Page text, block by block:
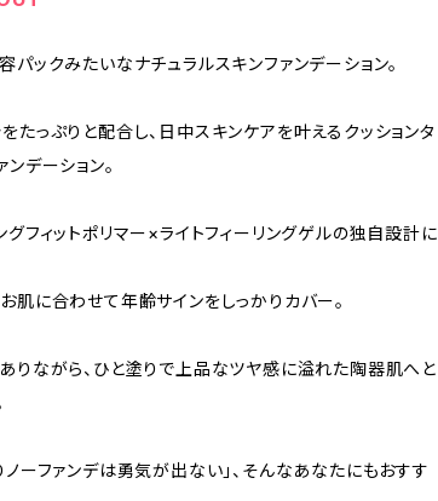
パックみたいなナチュラルスキンファンデーション。
たっぷりと配合し、日中スキンケアを叶えるクッションタ
ンデーション。
グフィットポリマー×ライトフィーリングゲルの独自設計に
肌に合わせて年齢サインをしっかりカバー。
りながら、ひと塗りで上品なツヤ感に溢れた陶器肌へと
ノーファンデは勇気が出ない」、そんなあなたにもおすす